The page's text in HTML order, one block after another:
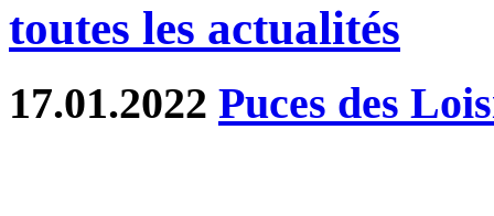
toutes les actualités
17.01.2022 Puces des